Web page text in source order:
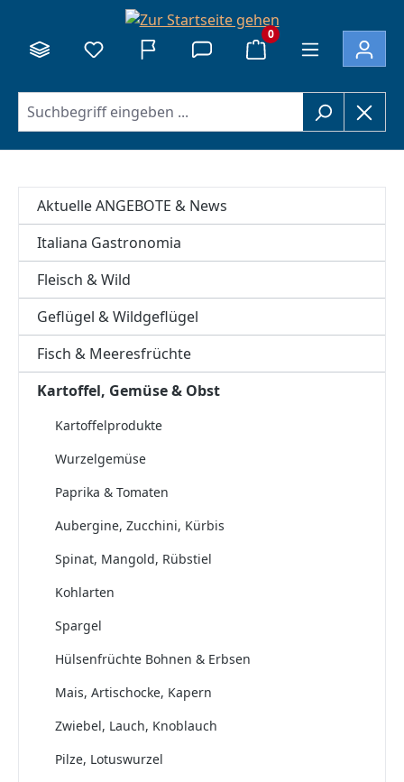
0
Aktuelle ANGEBOTE & News
Italiana Gastronomia
Fleisch & Wild
Geflügel & Wildgeflügel
Fisch & Meeresfrüchte
Kartoffel, Gemüse & Obst
Kartoffelprodukte
Wurzelgemüse
Paprika & Tomaten
Aubergine, Zucchini, Kürbis
Spinat, Mangold, Rübstiel
Kohlarten
Spargel
Hülsenfrüchte Bohnen & Erbsen
Mais, Artischocke, Kapern
Zwiebel, Lauch, Knoblauch
Pilze, Lotuswurzel